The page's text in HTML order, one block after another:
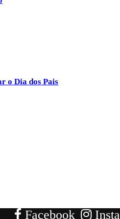
o Dia dos Pais
Facebook